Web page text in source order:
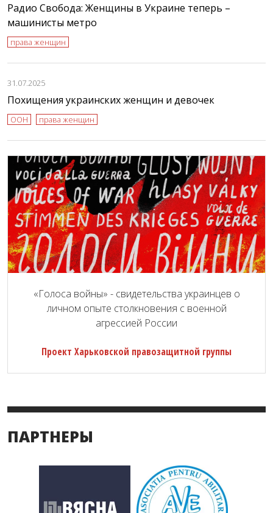
Радио Свобода: Женщины в Украине теперь –
машинисты метро
права женщин
31.07.2025
Похищения украинских женщин и девочек
ООН права женщин
«Голоса войны» - свидетельства украинцев о
личном опыте столкновения с военной
агрессией России
Проект Харьковской правозащитной группы
ПАРТНЕРЫ